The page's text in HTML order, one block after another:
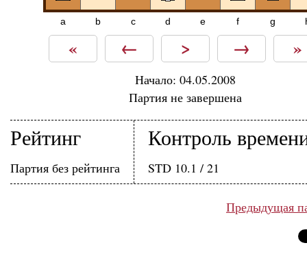
a b c d e f g
« ← > → »
Начало: 04.05.2008
Партия не завершена
Рейтинг
Партия без рейтинга
Контроль
STD 10.1 / 21
Предыдущая